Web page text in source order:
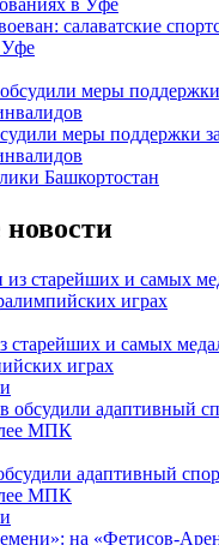
салаватские
Уфе
меры поддержки
Башкортостан
и самых
играх
адаптивный
МПК